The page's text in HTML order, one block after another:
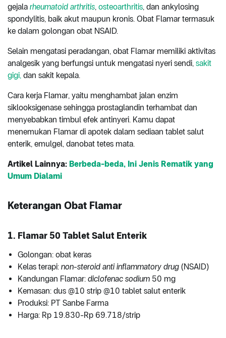
gejala rheumatoid arthritis, osteoarthritis, dan ankylosing
spondylitis, baik akut maupun kronis. Obat Flamar termasuk
ke dalam golongan obat NSAID.
Selain mengatasi peradangan, obat Flamar memiliki aktivitas
analgesik yang berfungsi untuk mengatasi nyeri sendi, sakit
gigi, dan sakit kepala.
Cara kerja Flamar, yaitu menghambat jalan enzim
siklooksigenase sehingga prostaglandin terhambat dan
menyebabkan timbul efek antinyeri. Kamu dapat
menemukan Flamar di apotek dalam sediaan tablet salut
enterik, emulgel, danobat tetes mata.
Artikel Lainnya: Berbeda-beda, Ini Jenis Rematik yang
Umum Dialami
Keterangan Obat Flamar
1. Flamar 50 Tablet Salut Enterik
Golongan: obat keras
Kelas terapi: non-steroid anti inflammatory drug (NSAID)
Kandungan Flamar: diclofenac sodium 50 mg
Kemasan: dus @10 strip @10 tablet salut enterik
Produksi: PT Sanbe Farma
Harga: Rp 19.830-Rp 69.718/strip